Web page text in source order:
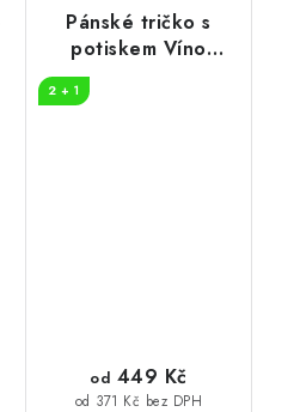
Pánské tričko s
potiskem Víno
2 + 1
od 371 Kč bez DPH
od 449 Kč